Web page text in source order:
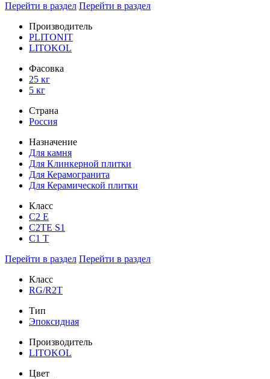
Перейти в раздел Перейти в раздел
Производитель
PLITONIT
LITOKOL
Фасовка
25 кг
5 кг
Страна
Россия
Назначение
Для камня
Для Клинкерной плитки
Для Керамогранита
Для Керамической плитки
Класс
С2 Е
C2TE S1
C1 T
Перейти в раздел Перейти в раздел
Класс
RG/R2T
Тип
Эпоксидная
Производитель
LITOKOL
Цвет